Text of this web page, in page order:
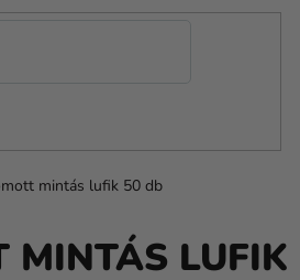
mintás lufik 50 db
MINTÁS LUFIK